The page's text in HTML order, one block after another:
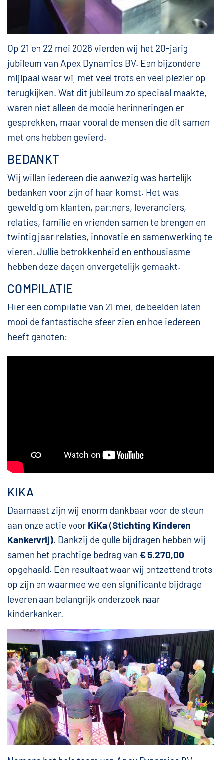
Op 21 en 22 mei 2026 vierden wij het 20-jarig
jubileum van Apex Dynamics BV. Een bijzondere
mijlpaal waar wij met veel trots en veel plezier op
terugkijken. Wat dit jubileum zo speciaal maakte,
waren niet alleen de mooie herinneringen en
gesprekken, maar vooral de mensen die dit samen
met ons hebben gevierd.
BEDANKT
Wij willen iedereen die aanwezig was hartelijk
bedanken voor zijn of haar komst. Het was
geweldig om klanten, partners, leveranciers,
relaties, familie en vrienden samen te brengen en
twintig jaar relaties, innovatie en samenwerking te
vieren. Jullie betrokkenheid en enthousiasme
hebben deze dagen onvergetelijk gemaakt.
COMPILATIE
Hier een compilatie van 21 mei, de beelden laten
mooi de fantastische sfeer zien en hoe iedereen
heeft genoten:
KIKA
Daarnaast zijn wij enorm dankbaar voor de steun
aan onze actie voor KiKa (Stichting Kinderen
Kankervrij). Dankzij de gulle bijdragen hebben wij
samen het prachtige bedrag van € 5.270,00
opgehaald. Een resultaat waar wij ontzettend trots
op zijn en waarmee we een significante bijdrage
leveren aan belangrijk onderzoek naar
kinderkanker.